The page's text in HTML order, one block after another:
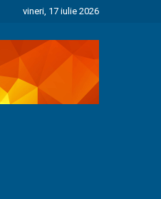
vineri, 17 iulie 2026